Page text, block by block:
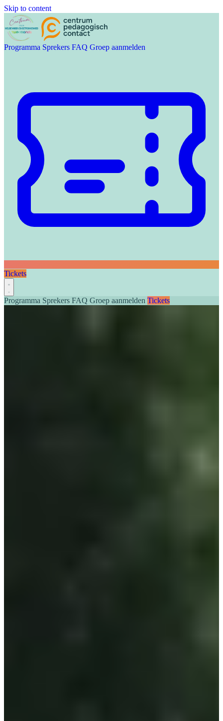
Skip to content
Programma Sprekers FAQ Groep aanmelden
Tickets
Programma Sprekers FAQ Groep aanmelden Tickets